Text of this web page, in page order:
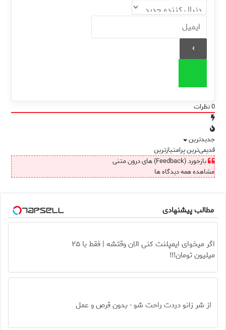
0نظرات
جدیدترین
قدیمی‌ترینپرامتیازترین
بازخورد (Feedback) های درون متنی
مشاهده همه دیدگاه ها
مطالب پیشنهادی
اگر میخوای ایمپلنت کنی الان وقتشه | فقط با ۲۵
میلیون تومان!!!
از شر زانو دردت راحت شو - بدون قرص و عمل